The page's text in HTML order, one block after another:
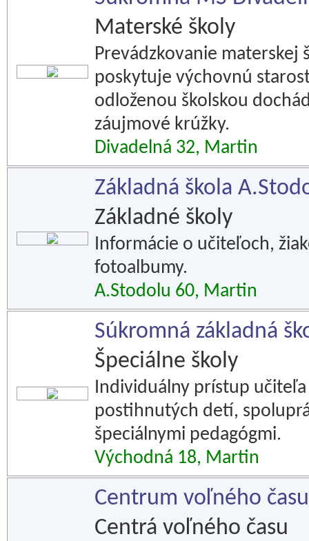
Materské školy
Prevádzkovanie materskej
poskytuje výchovnú
odloženou školskou
záujmové krúžky.
Divadelná 32, Martin
Základná škola
Základné školy
Informácie o učiteľoch,
fotoalbumy.
A.Stodolu 60, Martin
Súkromná základná
Špeciálne školy
Individuálny prístup
postihnutých detí,
špeciálnymi pedagógmi.
Východná 18, Martin
Centrum voľného
Centrá voľného času